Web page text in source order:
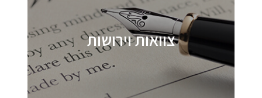
צוואות וירושות